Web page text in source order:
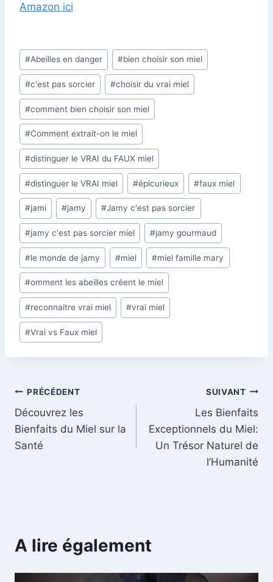
Amazon ici
Post
Tags:
#Abeilles en danger #bien choisir son miel
#c'est pas sorcier #choisir du vrai miel
#comment bien choisir son miel
#Comment extrait-on le miel
#distinguer le VRAI du FAUX miel
#distinguer le VRAI miel #épicurieux #faux miel
#jami #jamy #Jamy c'est pas sorcier
#jamy c'est pas sorcier miel #jamy gourmaud
#le monde de jamy #miel #miel famille mary
#omment les abeilles créent le miel
#reconnaitre vrai miel #vrai miel
#Vrai vs Faux miel
Navigation
de
l’article
PRÉCÉDENT
Découvrez les
Bienfaits du Miel sur la
Santé
SUIVANT
Les Bienfaits
Exceptionnels du Miel:
Un Trésor Naturel de
l’Humanité
A lire également